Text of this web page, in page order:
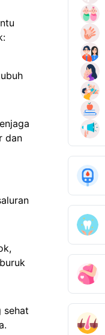
dan
sehat